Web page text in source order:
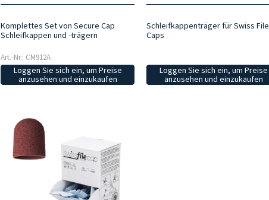
Komplettes Set von Secure Cap
Schleifkappen und -trägern
Art.-Nr.: CM912A
Loggen Sie sich ein, um Preise
anzusehen und einzukaufen
Schleifkappenträger für Swiss File
Caps
Loggen Sie sich ein, um Preise
anzusehen und einzukaufen